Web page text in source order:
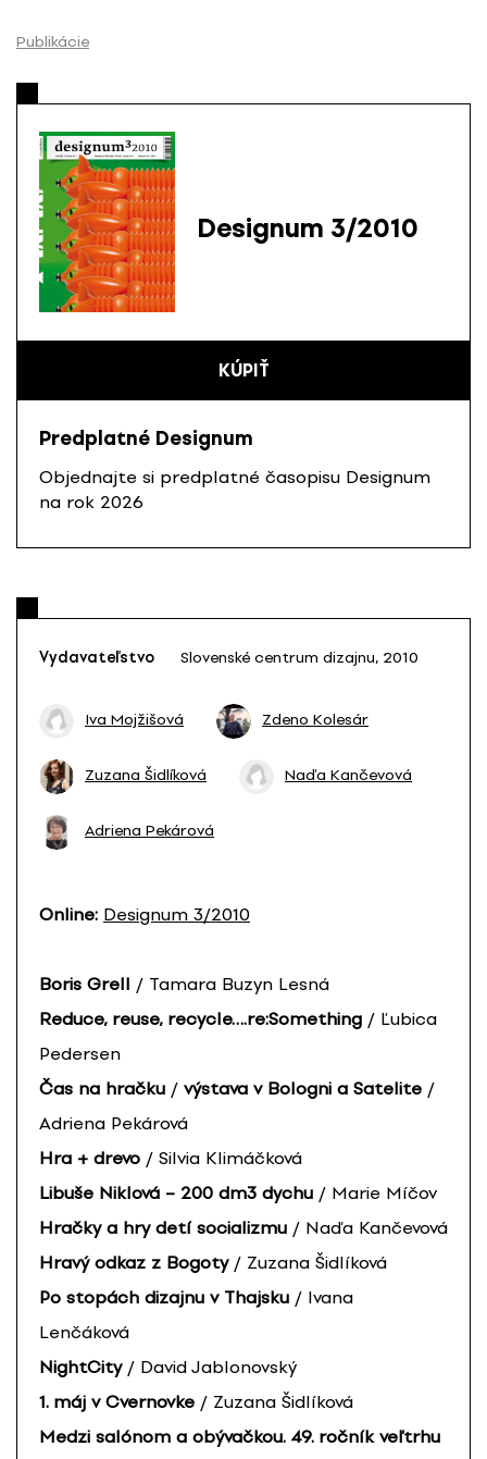
Publikácie
Designum 3/2010
KÚPIŤ
Predplatné Designum
Objednajte si predplatné časopisu Designum
na rok 2026
Vydavateľstvo Slovenské centrum dizajnu, 2010
Iva Mojžišová Zdeno Kolesár
Zuzana Šidlíková Naďa Kančevová
Adriena Pekárová
Online: Designum 3/2010
Boris Grell / Tamara Buzyn Lesná
Reduce, reuse, recycle….re:Something / Ľubica
Pedersen
Čas na hračku / výstava v Bologni a Satelite /
Adriena Pekárová
Hra + drevo / Silvia Klimáčková
Libuše Niklová – 200 dm3 dychu / Marie Míčov
Hračky a hry detí socializmu / Naďa Kančevová
Hravý odkaz z Bogoty / Zuzana Šidlíková
Po stopách dizajnu v Thajsku / Ivana
Lenčáková
NightCity / David Jablonovský
1. máj v Cvernovke / Zuzana Šidlíková
Medzi salónom a obývačkou. 49. ročník veľtrhu